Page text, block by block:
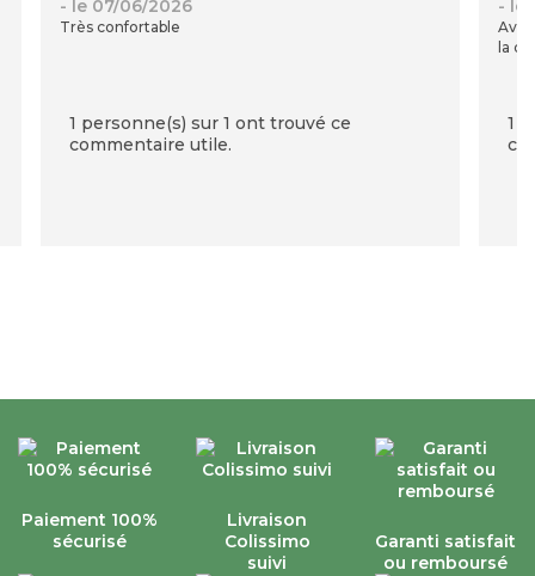
- le 07/06/2026
Très confortable
1 personne(s) sur 1 ont trouvé ce
commentaire utile.
- le
la
1
Paiement 100%
sécurisé
Livraison
Colissimo
suivi
Garanti satisfait
ou remboursé